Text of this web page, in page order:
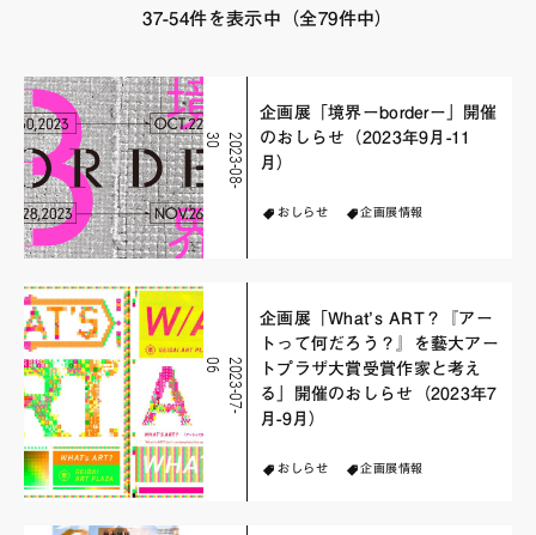
37-54件を表示中（全79件中）
2
0
2
3
-
0
8
-
3
0
企画展「境界ーborderー」開催
のおしらせ（2023年9月-11
月）
おしらせ 企画展情報
2
0
2
3
-
0
7
-
0
6
企画展「What’s ART？『アー
トって何だろう？』を藝大アー
トプラザ大賞受賞作家と考え
る」開催のおしらせ（2023年7
月-9月）
おしらせ 企画展情報